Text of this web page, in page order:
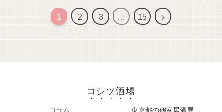
1 2 3 … 15
次
コシツ酒場
コラム
東京都の個室居酒屋